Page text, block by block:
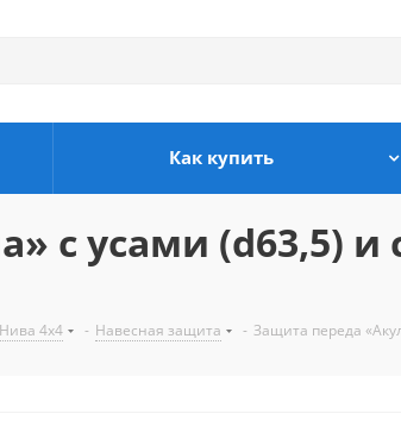
Как купить
с усами (d63,5)
4х4 - Навесная защита - Защита переда